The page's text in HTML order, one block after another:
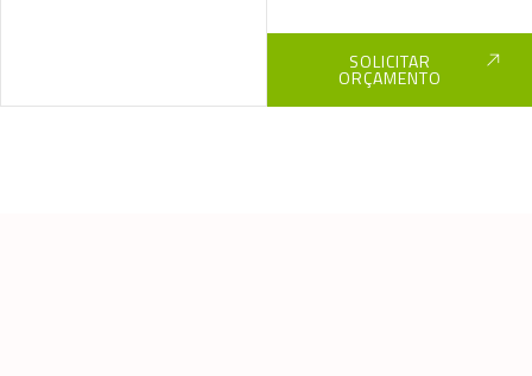
SOLICITAR
ORÇAMENTO